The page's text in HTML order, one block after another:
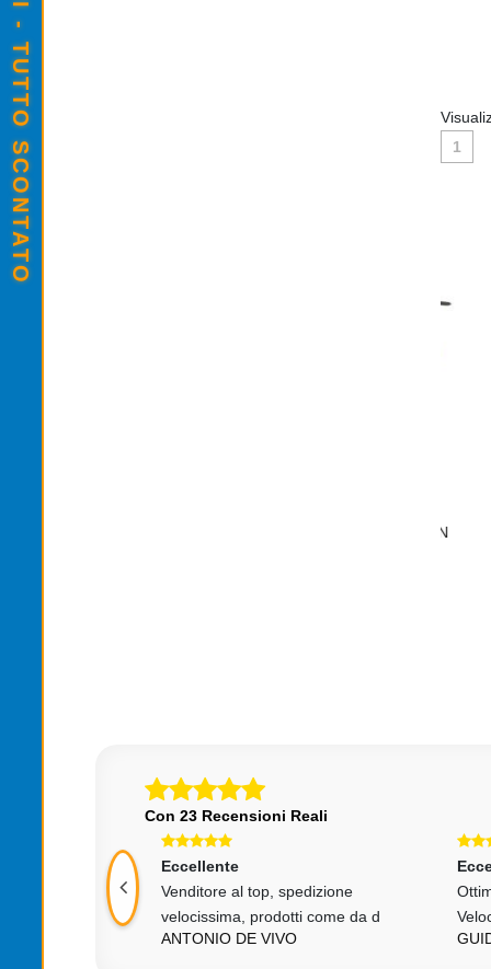
1
Con 23 Recensioni Reali
descritto e
Eccellente
Venditore al top, spedizione
velocissima, prodotti come da d
ANTONIO DE VIVO